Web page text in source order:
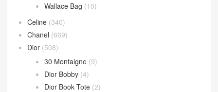
Wallace Bag (10)
Celine (340)
Chanel (669)
Dior (508)
30 Montaigne (9)
Dior Bobby (4)
Dior Book Tote (2)